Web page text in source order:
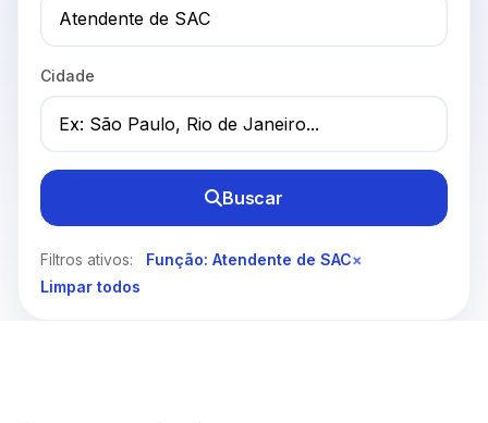
Cidade
Buscar
Filtros ativos: Função: Atendente de SAC×
Limpar todos